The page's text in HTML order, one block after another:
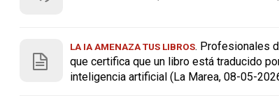
LA IA AMENAZA TUS LIBROS. Profesionales
que certifica que un libro está traducido
inteligencia artificial (La Marea, 08-05-